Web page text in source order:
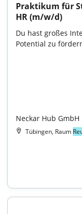
Praktikum für
HR (m/w/d)
Du hast großes
Potential zu
Neckar Hub GmbH
Tübingen, Raum